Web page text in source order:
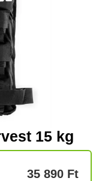
15 kg
35 890 Ft